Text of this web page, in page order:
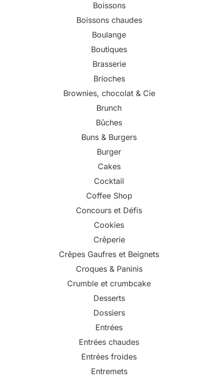
Boissons
Boissons chaudes
Boulange
Boutiques
Brasserie
Brioches
Brownies, chocolat & Cie
Brunch
Bûches
Buns & Burgers
Burger
Cakes
Cocktail
Coffee Shop
Concours et Défis
Cookies
Crêperie
Crêpes Gaufres et Beignets
Croques & Paninis
Crumble et crumbcake
Desserts
Dossiers
Entrées
Entrées chaudes
Entrées froides
Entremets